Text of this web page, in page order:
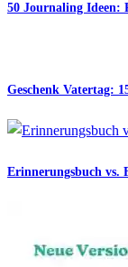
50 Journaling Ideen:
Geschenk Vatertag:
Erinnerungsbuch vs.